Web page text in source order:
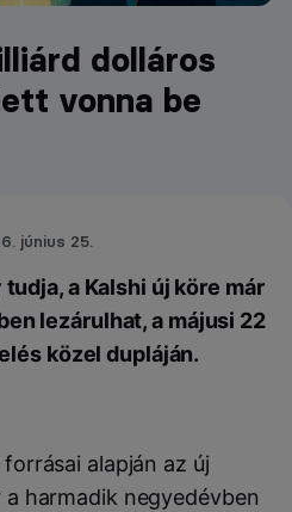
dolláros
vonna be
június 25.
a Kalshi új köre már
lezárulhat, a májusi 22
közel dupláján.
alapján az új
harmadik negyedévben